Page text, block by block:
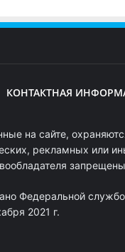
КОНТАКТНАЯ
на сайте,
рекламных или
Федеральной
2021 г.